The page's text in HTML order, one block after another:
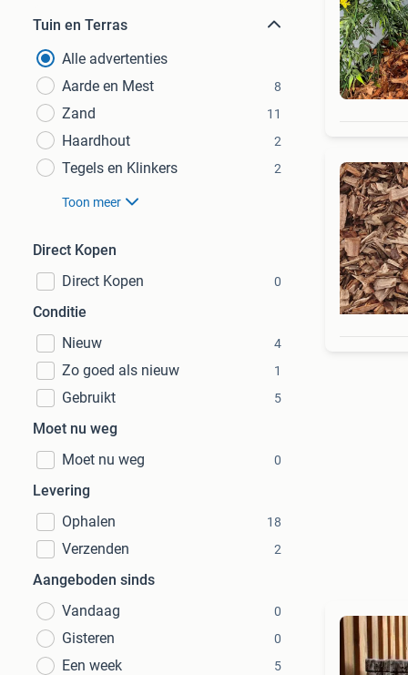
Tuin en Terras
Alle advertenties
Aarde en Mest
8
Zand 11
Haardhout 2
Tegels en Klinkers 2
Toon meer
Direct Kopen
Direct Kopen
0
Conditie
Nieuw
4
Zo goed als nieuw 1
Gebruikt 5
Moet nu weg
Moet nu weg
0
Levering
Ophalen
18
Verzenden 2
Aangeboden sinds
Vandaag
0
Gisteren 0
Een week 5